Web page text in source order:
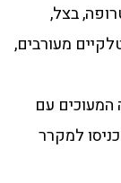
בצל,
מעורבים,
המעוכים עם
למקרר